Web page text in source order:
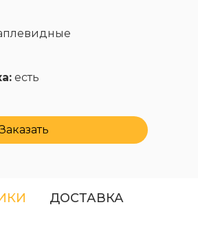
есть
Заказать
ДОСТАВКА